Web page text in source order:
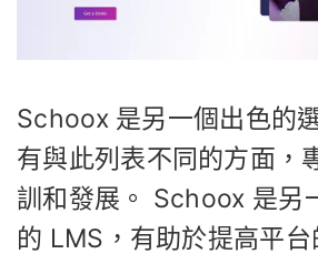
Schoox 是另一個出色的
有與此列表不同的方面，
訓和發展。 Schoox 是另
的 LMS，有助於提高平台